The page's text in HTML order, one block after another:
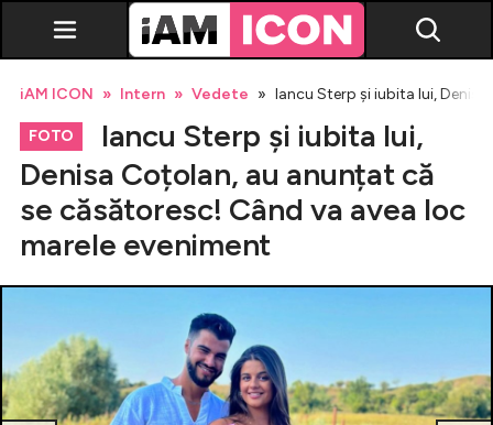
Vedete
Evenimente
Emisiuni TV
Horoscop
iAM ICON Intern Vedete Iancu Sterp și iubita lui,
FOTO
Iancu Sterp și iubita lui,
Denisa Coțolan, au anunțat că
se căsătoresc! Când va avea loc
marele eveniment